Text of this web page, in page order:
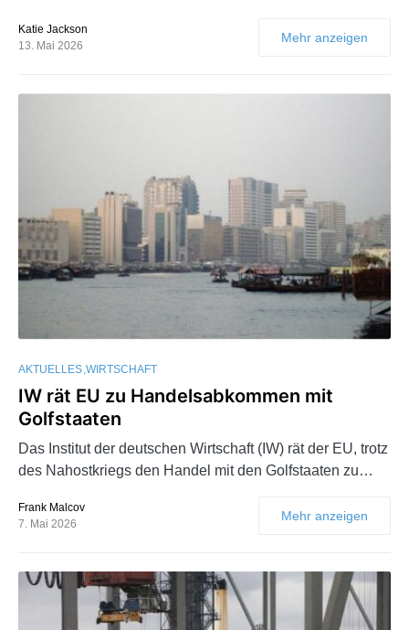
Katie Jackson
13. Mai 2026
Mehr anzeigen
AKTUELLES WIRTSCHAFT
IW rät EU zu Handelsabkommen mit
Golfstaaten
Das Institut der deutschen Wirtschaft (IW) rät der EU, trotz
des Nahostkriegs den Handel mit den Golfstaaten zu…
Frank Malcov
7. Mai 2026
Mehr anzeigen